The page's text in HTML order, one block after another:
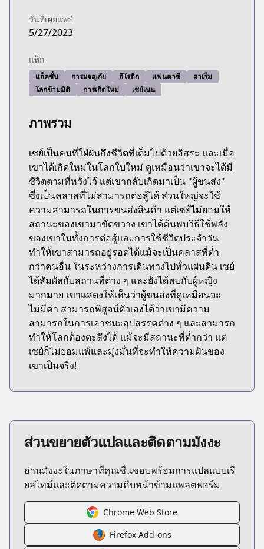
วันที่เผยแพร่
5/27/2023
แท็ก
แอ็คชั่น การผจญภัย อีโรติก แฟนตาซี
ฮาเร็ม
โลกข้ามมิติ
การเกิดใหม่ เซย์เนน
ภาพรวม
เซย์เป็นคนที่ใฝ่ฝันถึงชีวิตที่เต็มไปด้วยอิสระ และเมื่อ
เขาได้เกิดใหม่ในโลกใบใหม่ ดูเหมือนว่าเขาจะได้มี
ชีวิตตามที่หวังไว้ แต่เขากลับเกิดมาเป็น "ผู้ขนส่ง"
ซึ่งเป็นคลาสที่ไม่สามารถต่อสู้ได้ ส่วนใหญ่จะใช้
ความสามารถในการขนส่งสินค้า แต่เซย์ไม่ยอมให้
สถานะของเขามาขัดขวาง เขาได้ค้นพบวิธีใช้พลัง
ของเขาในทั้งการต่อสู้และการใช้ชีวิตประจำวัน
ทำให้เขาสามารถอยู่รอดได้แม้จะเป็นคลาสที่ต่ำ
กว่าคนอื่น ในระหว่างการเดินทางไปทั่วแผ่นดิน เซย์
ได้สัมผัสกับสถานที่ต่าง ๆ และยังได้พบกับผู้หญิง
มากมาย เขาแสดงให้เห็นว่าผู้ขนส่งที่ดูเหมือนจะ
ไม่มีค่า สามารถพิสูจน์ตัวเองได้ว่าเขามีความ
สามารถในการเอาชนะอุปสรรคต่าง ๆ และสามารถ
ทำให้โลกต้องตะลึงได้ แม้จะมีสถานะที่ต่ำกว่า แต่
เซย์ก็ไม่ยอมแพ้และมุ่งมั่นที่จะทำให้ความฝันของ
เขาเป็นจริง!
ส่วนขยายตัวแปลและติดตามมังงะ
อ่านมังงะในภาษาที่คุณชื่นชอบพร้อมการแปลแบบเรี
ยลไทม์และติดตามความคืบหน้าข้ามแพลตฟอร์ม
Chrome Web Store
Firefox Add-ons